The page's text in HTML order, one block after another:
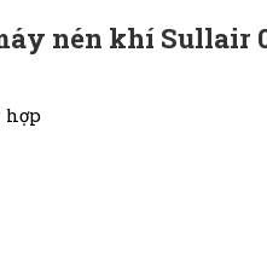
nén khí Sullair
hợp